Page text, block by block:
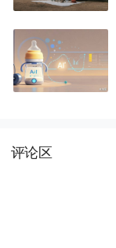
评论区